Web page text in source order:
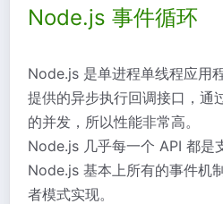
Node.js 事件循环
Node.js 是单进程单线程应用
提供的异步执行回调接口，通
的并发，所以性能非常高。
Node.js 几乎每一个 API 都是
Node.js 基本上所有的事件机
者模式实现。